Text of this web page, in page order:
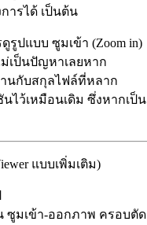
ารได้ เป็นต้น
รูปแบบ ซูมเข้า (Zoom in)
เป็นปัญหาเลยหาก
านกับสกุลไฟล์ที่หลาก
ไว้เหมือนเดิม ซึ่งหากเป็น
แบบเพิ่มเติม)
ซูมเข้า-ออกภาพ ครอบตัด